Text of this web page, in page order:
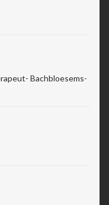
Bachbloesems-